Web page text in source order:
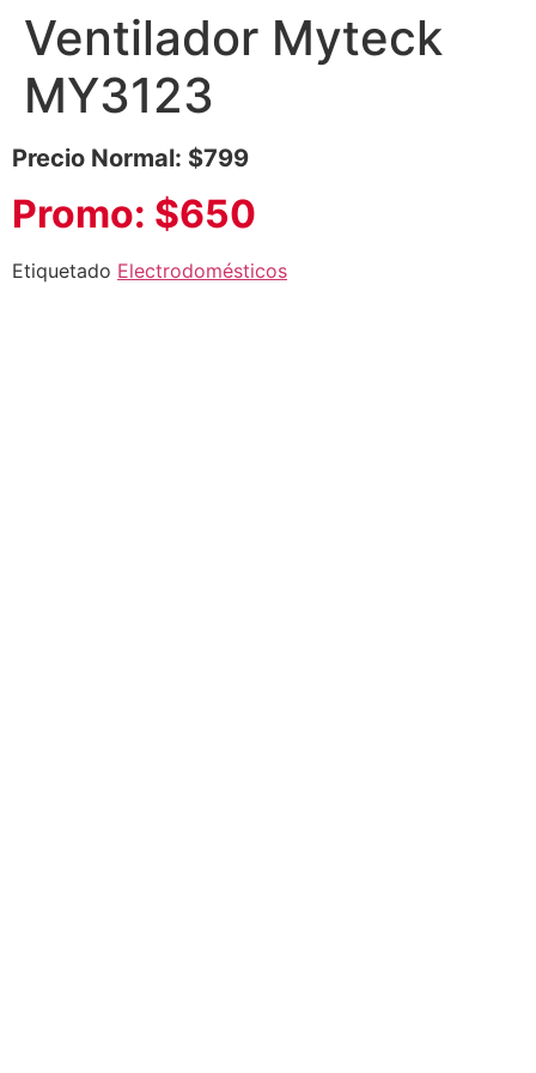
Ventilador Myteck
MY3123
Precio Normal: $799
Promo: $650
Etiquetado Electrodomésticos